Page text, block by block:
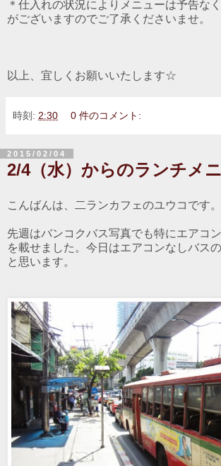
＊仕入れの状況によりメニューは予告な
がございますのでご了承くださいませ。
以上、宜しくお願いいたします☆
時刻: 2:30 0 件のコメント:
2015/02/04
2/4（水）からのランチメ
こんばんは、二ランカフェのユウコです。
先週はバンコクバス写真でも特にエアコ
を載せました。今日はエアコンなしバス
と思います。